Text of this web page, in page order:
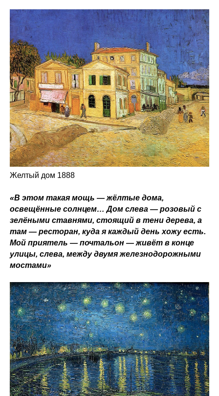
Желтый дом 1888
«В этом такая мощь — жёлтые дома,
освещённые солнцем… Дом слева — розовый с
зелёными ставнями, стоящий в тени дерева, а
там — ресторан, куда я каждый день хожу есть.
Мой приятель — почтальон — живёт в конце
улицы, слева, между двумя железнодорожными
мостами»